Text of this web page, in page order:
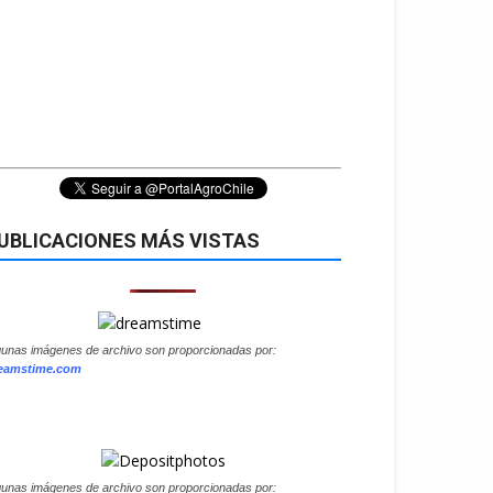
MÁS VISTAS
imágenes de archivo son proporcionadas por:
imágenes de archivo son proporcionadas por: